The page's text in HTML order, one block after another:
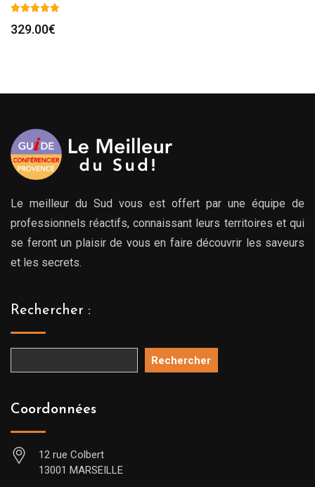
329.00€
Le meilleur du Sud vous est offert par une équipe de
professionnels réactifs, connaissant leurs territoires et qui
se feront un plaisir de vous en faire découvrir les saveurs
et les secrets.
Rechercher :
Rechercher
Coordonnées
12 rue Colbert
13001 MARSEILLE